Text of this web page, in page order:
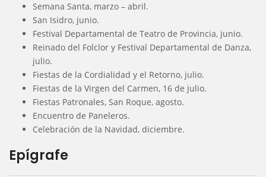
Semana Santa, marzo – abril.
San Isidro, junio.
Festival Departamental de Teatro de Provincia, junio.
Reinado del Folclor y Festival Departamental de Danza,
julio.
Fiestas de la Cordialidad y el Retorno, julio.
Fiestas de la Virgen del Carmen, 16 de julio.
Fiestas Patronales, San Roque, agosto.
Encuentro de Paneleros.
Celebración de la Navidad, diciembre.
Epígrafe